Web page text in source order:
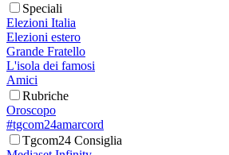
Speciali
Elezioni Italia
Elezioni estero
Grande Fratello
L'isola dei famosi
Amici
Rubriche
Oroscopo
#tgcom24amarcord
Tgcom24 Consiglia